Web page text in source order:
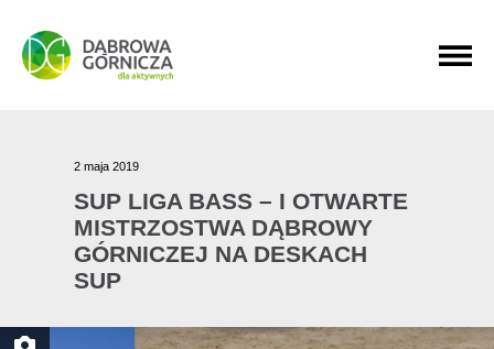
PRZEJDŹ DO MENU GŁÓWNEGO
PRZEJDŹ DO WYSZUKIWARKI
PRZEJDŹ DO TREŚCI
2 maja 2019
SUP LIGA BASS – I OTWARTE
MISTRZOSTWA DĄBROWY
GÓRNICZEJ NA DESKACH
SUP